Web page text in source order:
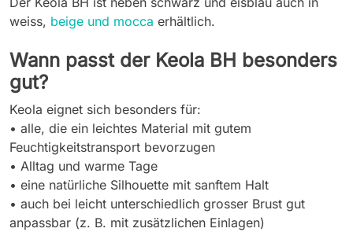
weiss, beige und mocca erhältlich.
Wann passt der Keola BH besonders
gut?
Keola eignet sich besonders für:
• alle, die ein leichtes Material mit gutem
Feuchtigkeitstransport bevorzugen
• Alltag und warme Tage
• eine natürliche Silhouette mit sanftem Halt
• auch bei leicht unterschiedlich grosser Brust gut
anpassbar (z. B. mit zusätzlichen Einlagen)